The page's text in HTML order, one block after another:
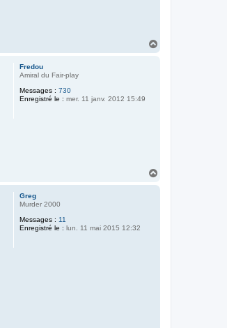
Fredou
Amiral du Fair-play
Messages : 730
Enregistré le : mer. 11 janv. 2012 15:49
Greg
Murder 2000
Messages : 11
Enregistré le : lun. 11 mai 2015 12:32